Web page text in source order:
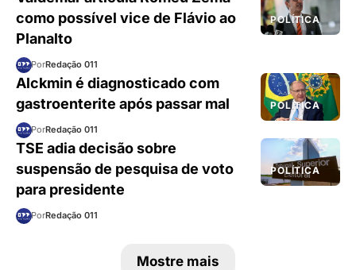
POLÍTICA
como possível vice de Flávio ao
Planalto
PorRedação 011
POLÍTICA
Alckmin é diagnosticado com
gastroenterite após passar mal
PorRedação 011
POLÍTICA
TSE adia decisão sobre
suspensão de pesquisa de voto
para presidente
PorRedação 011
Mostre mais